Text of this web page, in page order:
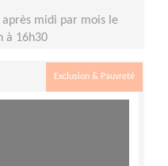
après midi par mois le
à 16h30
Exclusion & Pauvreté